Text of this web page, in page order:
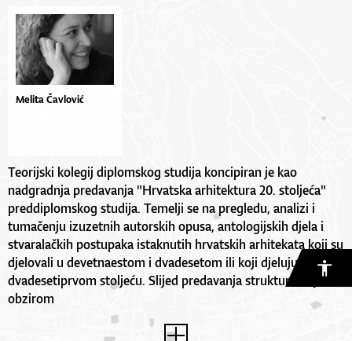
Melita Čavlović
Teorijski kolegij diplomskog studija koncipiran je kao
nadgradnja predavanja "Hrvatska arhitektura 20. stoljeća"
preddiplomskog studija. Temelji se na pregledu, analizi i
tumačenju izuzetnih autorskih opusa, antologijskih djela i
stvaralačkih postupaka istaknutih hrvatskih arhitekata koji su
djelovali u devetnaestom i dvadesetom ili koji djeluju u
dvadesetiprvom stoljeću. Slijed predavanja strukturiran je
obzirom